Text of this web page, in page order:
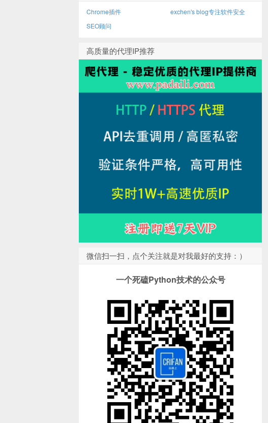
Chrome插件
exchen's blog专注软件安全
SEO顾问
高质量的代理IP推荐
微信扫一扫，点个关注就是对我最好的支持：）
一个死磕Python技术的公众号